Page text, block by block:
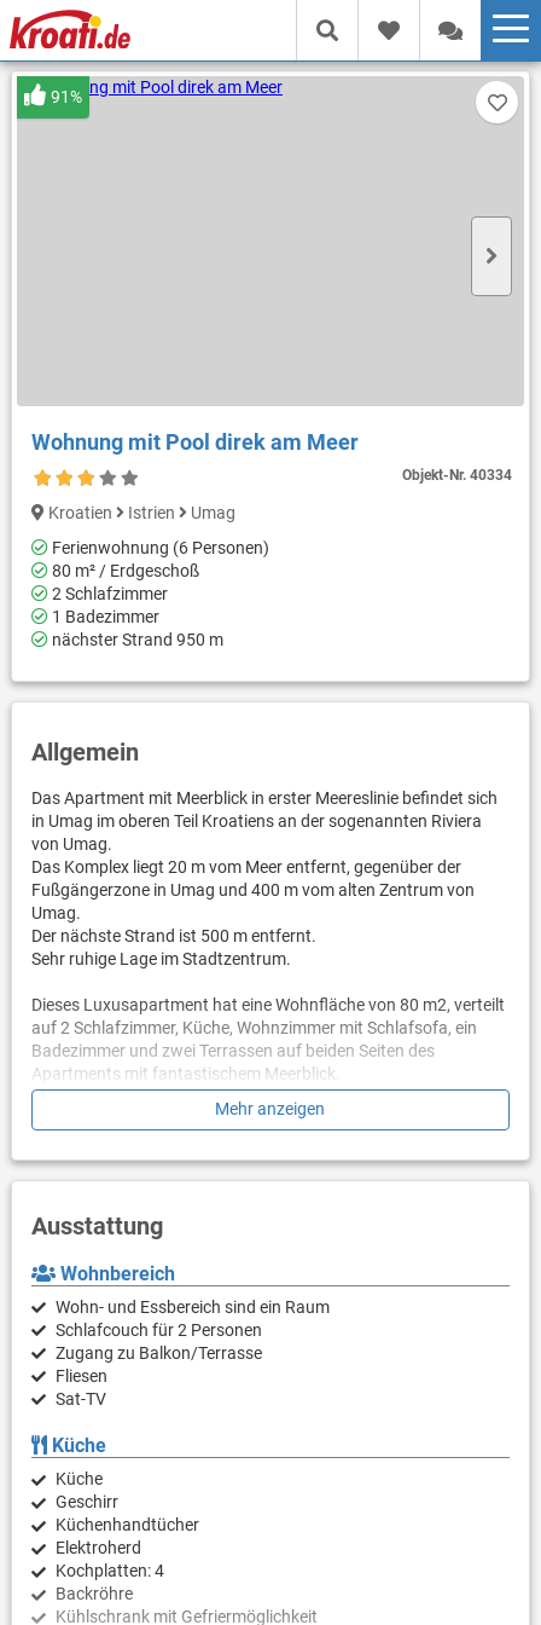
Wohnung mit Pool direk am Meer
Objekt-Nr.40334
91%
Kroatien Istrien
Umag
Ferienwohnung (6 Personen)
80 m² / Erdgeschoß
2 Schlafzimmer
1 Badezimmer
nächster Strand 950 m
Allgemein
Das Apartment mit Meerblick in erster Meereslinie befindet sich
in Umag im oberen Teil Kroatiens an der sogenannten Riviera
von Umag.
Das Komplex liegt 20 m vom Meer entfernt, gegenüber der
Fußgängerzone in Umag und 400 m vom alten Zentrum von
Umag.
Der nächste Strand ist 500 m entfernt.
Sehr ruhige Lage im Stadtzentrum.
Dieses Luxusapartment hat eine Wohnfläche von 80 m2, verteilt
auf 2 Schlafzimmer, Küche, Wohnzimmer mit Schlafsofa, ein
Badezimmer und zwei Terrassen auf beiden Seiten des
Apartments mit fantastischem Meerblick.
Swimmingpool, Internet-WLAN und Klimaanlage sind im Preis
Der Swimmingpool mit Liegestühlen und Sonnenschirmen steht
des Komplexes. Die Garage ist mit dem Aufzug mit dem
Sie haben alles, was Sie für einen ruhigen, erholsamen Urlaub
direkt am Meer brauchen.
Mehr anzeigen
Ausstattung
Wohnbereich
Wohn- und Essbereich sind ein Raum
Schlafcouch für 2 Personen
Zugang zu Balkon/Terrasse
Fliesen
Sat-TV
Küche
Küche
Geschirr
Küchenhandtücher
Elektroherd
Kochplatten: 4
Backröhre
Kühlschrank mit Gefriermöglichkeit